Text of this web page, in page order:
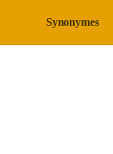
Synonymes